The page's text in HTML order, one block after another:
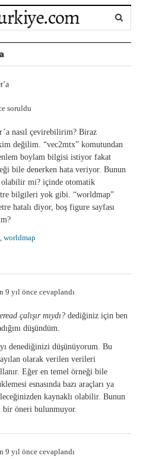
soruldu
nasıl çevirebilirim? Biraz
değilim. “vec2mtx” komutundan
boylam bilgisi istiyor fakat
bile denerken hata veriyor. Bunun
olabilir mi? içinde otomatik
bilgileri yok gibi. “worldmap”
hatalı diyor, boş figure sayfası
, worldmap
9 yıl önce cevaplandı
çalışır mıydı? dediğiniz için ben
düşündüm.
denediğinizi düşünüyorum. Bu
olarak verilen verileri
Eğer en temel örneği bile
esnasında bazı araçları ya
kaynaklı olabilir. Bunun
bir öneri bulunmuyor.
9 yıl önce cevaplandı